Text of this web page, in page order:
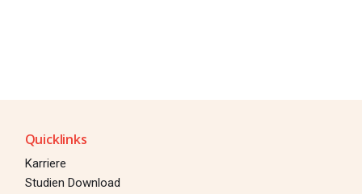
Quicklinks
Karriere
Studien Download